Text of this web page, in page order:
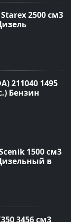
2500 см3
2014 года
211040 1495
Бензин
цвет
года по
1500 см3
в
Голубой
по цене
3456 см3